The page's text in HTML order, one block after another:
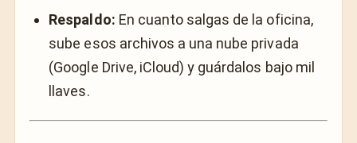
Respaldo: En cuanto salgas de la oficina,
sube esos archivos a una nube privada
(Google Drive, iCloud) y guárdalos bajo mil
llaves.